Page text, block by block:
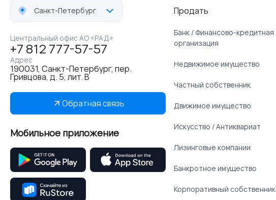
Санкт-Петербург
Центральный офис АО «РАД»
+7 812 777-57-57
Адрес
190031, Санкт-Петербург, пер.
Гривцова, д. 5, лит. В
Обратная связь
Мобильное приложение
Продать
Банк / Финансово-кредитная
организация
Недвижимое имущество
Частный собственник
Движимое имущество
Искусство / Антиквариат
Лизинговые компании
Банкротное имущество
Корпоративный собственник